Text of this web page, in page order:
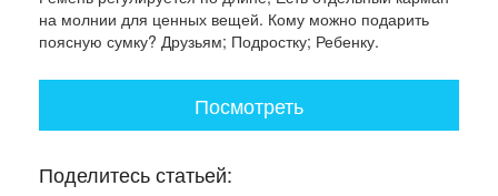
на молнии для ценных вещей. Кому можно подарить
поясную сумку? Друзьям; Подростку; Ребенку.
Посмотреть
Поделитесь статьей: